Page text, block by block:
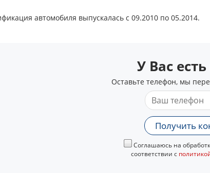
автомобиля выпускалась с 09.2010 по 05.2014.
У Вас
Оставьте телефон, мы
Получить
Соглашаюсь на
соответствии с